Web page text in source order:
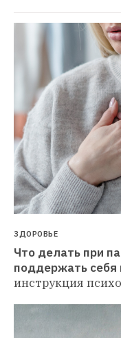
ЗДОРОВЬЕ
Что делать при
поддержать себя
инструкция